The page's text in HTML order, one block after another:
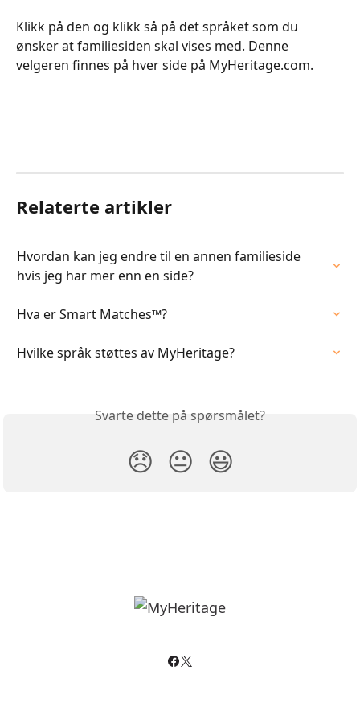
Klikk på den og klikk så på det språket som du
ønsker at familiesiden skal vises med. Denne
velgeren finnes på hver side på MyHeritage.com.​​
Relaterte artikler
Hvordan kan jeg endre til en annen familieside
hvis jeg har mer enn en side?
Hva er Smart Matches™?
Hvilke språk støttes av MyHeritage?
Svarte dette på spørsmålet?
😞 😐 😃